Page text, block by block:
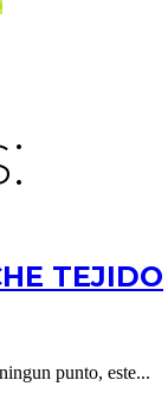
TEJIDO
punto, este...